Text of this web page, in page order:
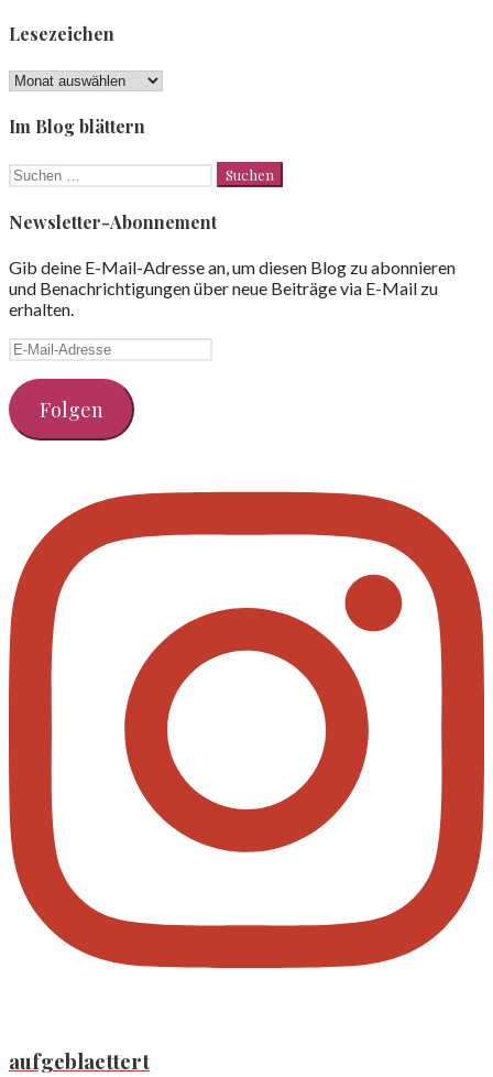
Lesezeichen
Lesezeichen
Im Blog blättern
Suchen
nach:
Newsletter-Abonnement
Gib deine E-Mail-Adresse an, um diesen Blog zu abonnieren
und Benachrichtigungen über neue Beiträge via E-Mail zu
erhalten.
E-
Adresse
Folgen
aufgeblaettert